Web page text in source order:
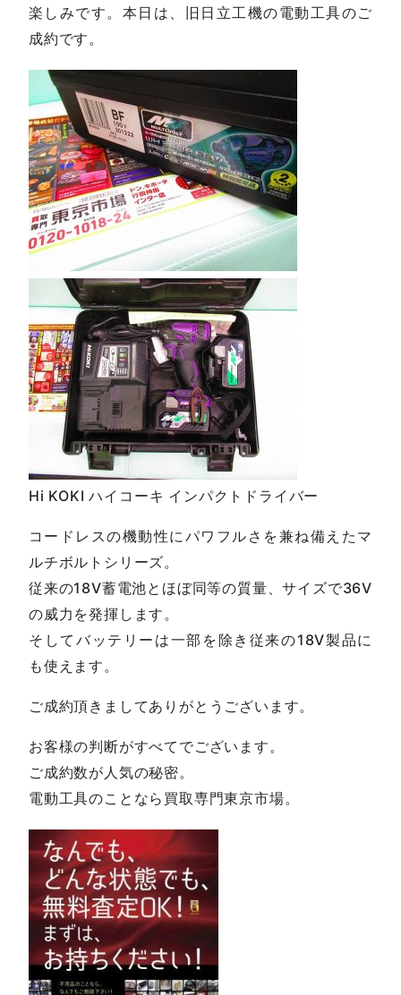
楽しみです。本日は、旧日立工機の電動工具のご
成約です。
Hi KOKI ハイコーキ インパクトドライバー
コードレスの機動性にパワフルさを兼ね備えたマ
ルチボルトシリーズ。
従来の18V蓄電池とほぼ同等の質量、サイズで36V
の威力を発揮します。
そしてバッテリーは一部を除き従来の18V製品に
も使えます。
ご成約頂きましてありがとうございます。
お客様の判断がすべてでございます。
ご成約数が人気の秘密。
電動工具のことなら買取専門東京市場。